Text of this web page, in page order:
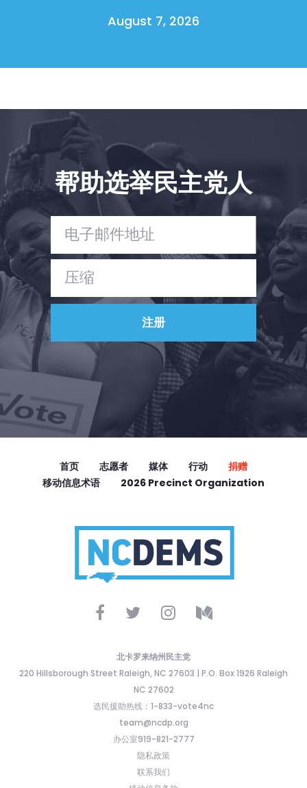
Shop
与我们合作
您的派对
行动
Vote
捐赠
August 7, 2026
帮助选举民主党人
首页 志愿者 媒体 行动
捐赠
移动信息术语
2026 Precinct Organization
北卡罗来纳州民主党
220 Hillsborough Street Raleigh, NC 27603 | P.O. Box 1926 Raleigh
NC 27602
选民援助热线：1-833-vote4nc
team@ncdp.org
办公室919-821-2777
隐私政策
联系我们